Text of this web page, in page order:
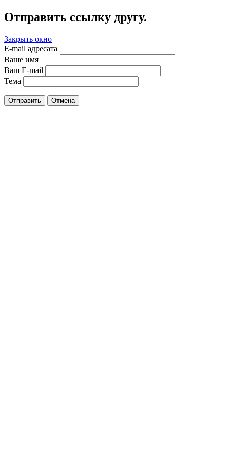
Отправить ссылку другу.
Закрыть окно
E-mail адресата
Ваше имя
Ваш E-mail
Тема
Отправить Отмена